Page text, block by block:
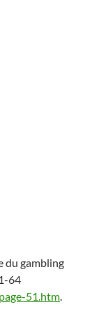
du gambling
64
51.htm.